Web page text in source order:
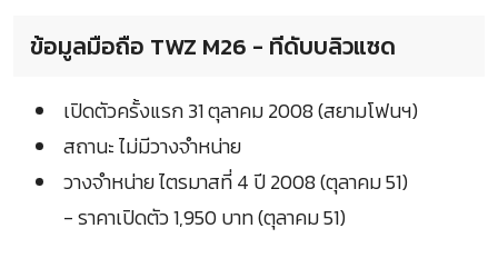
ข้อมูลมือถือ TWZ M26 - ทีดับบลิวแซด
เปิดตัวครั้งแรก 31 ตุลาคม 2008 (สยามโฟนฯ)
สถานะ ไม่มีวางจำหน่าย
วางจำหน่าย ไตรมาสที่ 4 ปี 2008 (ตุลาคม 51)
- ราคาเปิดตัว 1,950 บาท (ตุลาคม 51)